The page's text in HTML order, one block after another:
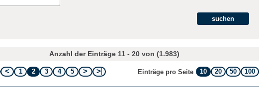
Anzahl der Einträge 11 - 20 von (1.983)
1 2 3 4 5 Einträge pro Seite 10 20 50 100